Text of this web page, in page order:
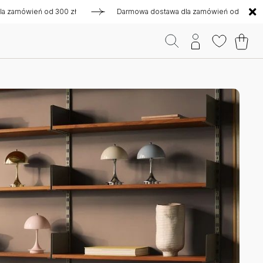
od 300 zł Darmowa dostawa dla zamówień od 300 zł